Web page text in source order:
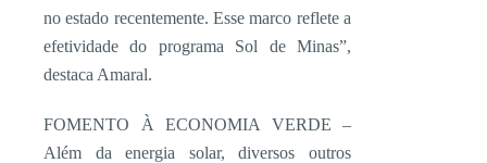
no estado recentemente. Esse marco reflete a
efetividade do programa Sol de Minas”,
destaca Amaral.
FOMENTO À ECONOMIA VERDE –
Além da energia solar, diversos outros